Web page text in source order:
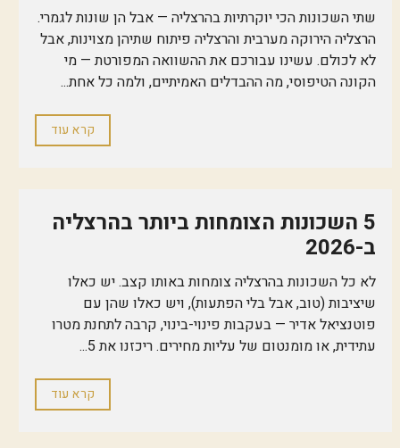
שתי השכונות הכי יוקרתיות בהרצליה — אבל הן שונות לגמרי.
הרצליה הירוקה מערבית והרצליה פיתוח שתיהן מצוינות, אבל
לא לכולם. עשינו עבורכם את ההשוואה המפורטת — מי
הקונה הטיפוסי, מה ההבדלים האמיתיים, ולמה כל אחת...
קרא עוד
5 השכונות הצומחות ביותר בהרצליה
ב-2026
לא כל השכונות בהרצליה צומחות באותו קצב. יש כאלו
שיציבות (טוב, אבל בלי הפתעות), ויש כאלו שהן עם
פוטנציאל אדיר — בעקבות פינוי-בינוי, קרבה לתחנת מטרו
עתידית, או מומנטום של עליות מחירים. ריכזנו את 5...
קרא עוד